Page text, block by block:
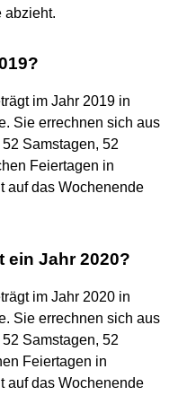
abzieht.
im Jahr 2019 in
Sie errechnen sich aus
Samstagen, 52
Feiertagen in
auf das Wochenende
ein Jahr 2020?
im Jahr 2020 in
Sie errechnen sich aus
Samstagen, 52
Feiertagen in
auf das Wochenende